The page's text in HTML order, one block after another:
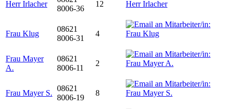
Herr Irlacher
8006-36
12
Frau Klug
08621
8006-31
4
Frau Mayer
A.
08621
8006-11
2
Frau Mayer S.
08621
8006-19
8